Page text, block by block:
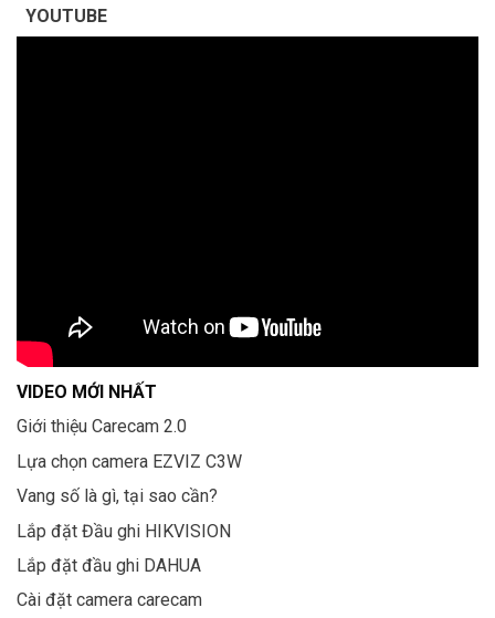
YOUTUBE
VIDEO MỚI NHẤT
Giới thiệu Carecam 2.0
Lựa chọn camera EZVIZ C3W
Vang số là gì, tại sao cần?
Lắp đặt Đầu ghi HIKVISION
Lắp đặt đầu ghi DAHUA
Cài đặt camera carecam